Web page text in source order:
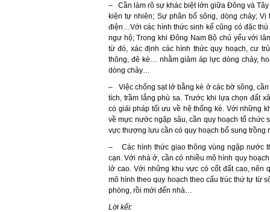
– Cần làm rõ sự khác biệt lớn giữa Đông và
kiện tự nhiên; Sự phân bố sông, dòng chảy;
điện…Với các hình thức sinh kế cũng có đặc
ngư hộ; Trong khi Đông Nam Bộ chủ yếu với
từ đó, xác định các hình thức quy hoạch, cư
thông, đê kè… nhằm giảm áp lực dòng chảy,
dòng chảy…
– Việc chống sạt lở bằng kè ở các bờ sông,
tích, trầm lắng phù sa. Trước khi lựa chọn đất
có giải pháp tối ưu về hệ thống kè. Với những
về mực nước ngập sâu, cần quy hoạch tổ chức
vực thượng lưu cần có quy hoạch bổ sung trồng
– Các hình thức giao thông vùng ngập nước
cạn. Với nhà ở, cần có nhiều mô hình quy
lở cao. Với những khu vực có cốt đất cao, nên
mô hình theo quy hoạch theo cấu trúc thứ tự từ
phòng, rồi mới đến nhà…
Lời kết: